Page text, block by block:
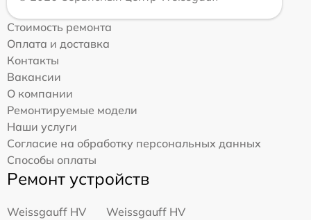
Стоимость ремонта
Оплата и доставка
Контакты
Вакансии
О компании
Ремонтируемые модели
Наши услуги
Согласие на обработку персональных данных
Способы оплаты
Ремонт устройств
Weissgauff HV
Weissgauff HV